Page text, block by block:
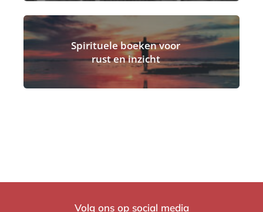
Spirituele boeken voor
rust en inzicht
Volg ons op social media